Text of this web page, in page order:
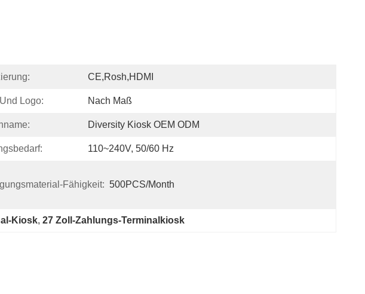
CE,Rosh,HDMI
Logo: Nach Maß
Diversity Kiosk OEM ODM
110~240V, 50/60 Hz
Fähigkeit: 500PCS/Month
Kiosk, 27 Zoll-Zahlungs-Terminalkiosk